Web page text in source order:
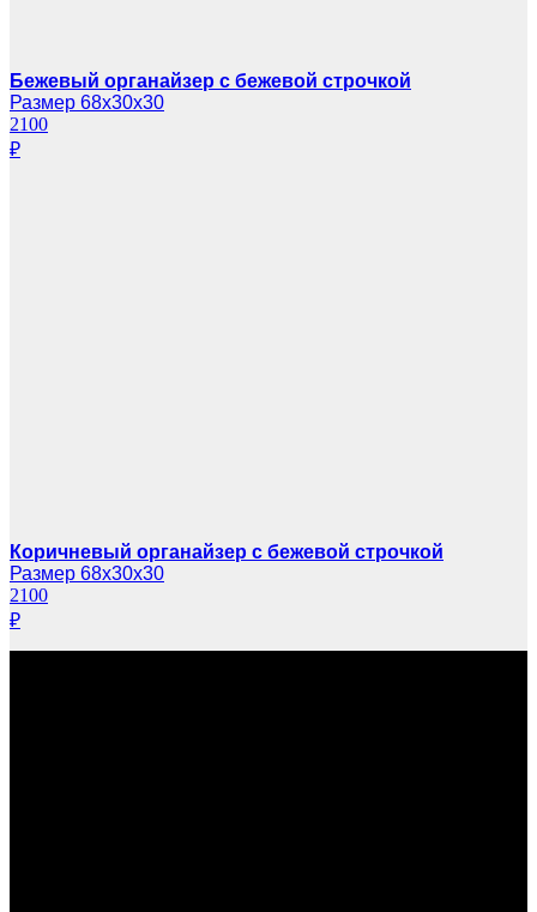
Бежевый органайзер с бежевой строчкой
Размер 68х30х30
2100
₽
Коричневый органайзер с бежевой строчкой
Размер 68х30х30
2100
₽